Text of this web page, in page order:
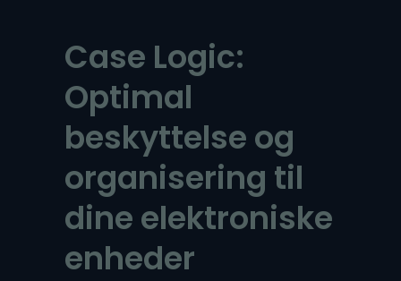
Case Logic:
Optimal
beskyttelse og
organisering til
dine elektroniske
enheder